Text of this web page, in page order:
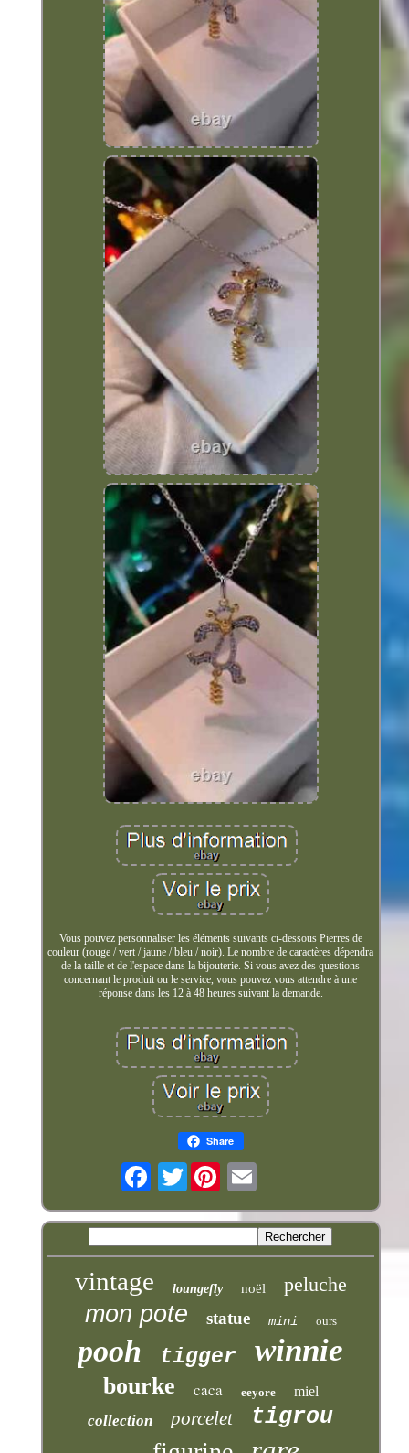
Vous pouvez personnaliser les éléments suivants ci-dessous Pierres de
couleur (rouge / vert / jaune / bleu / noir). Le nombre de caractères dépendra
de la taille et de l'espace dans la bijouterie. Si vous avez des questions
concernant le produit ou le service, vous pouvez vous attendre à une
réponse dans les 12 à 48 heures suivant la demande.
Share
Twitter
vintage loungefly noël peluche
mon pote statue mini ours
pooh tigger winnie
bourke caca eeyore miel
collection porcelet tigrou